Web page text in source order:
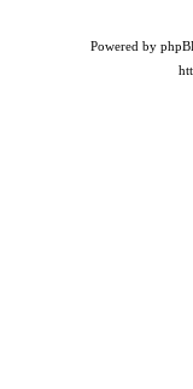
Powered by